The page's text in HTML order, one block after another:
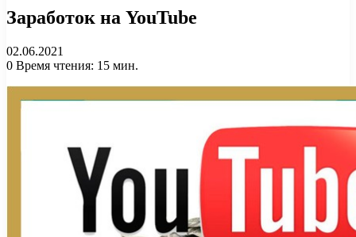
Заработок на YouTube
02.06.2021
0 Время чтения: 15 мин.